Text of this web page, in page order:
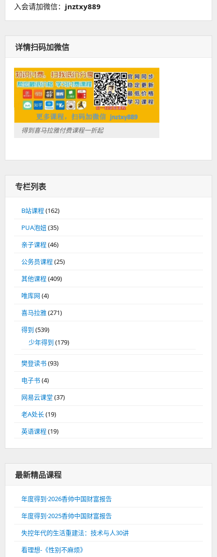
入会请加微信： jnztxy889
详情扫码加微信
得到喜马拉雅付费课程一折起
专栏列表
B站课程(162)
PUA泡妞 (35)
亲子课程(46)
公务员课程(25)
其他课程(409)
唯库网 (4)
喜马拉雅(271)
得到 (539)
少年得到 (179)
樊登读书(93)
电子书(4)
网易云课堂 (37)
老A处长(19)
英语课程(19)
最新精品课程
年度得到·2026香帅中国财富报告
年度得到·2025香帅中国财富报告
失控年代的生活重建法：技术与人30讲
看理想-《性别不麻烦》